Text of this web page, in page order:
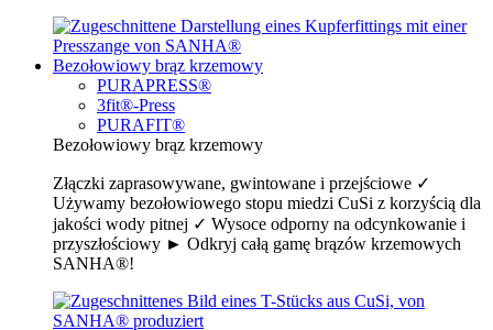
Bezołowiowy brąz krzemowy
PURAPRESS®
3fit®-Press
PURAFIT®
Bezołowiowy brąz krzemowy
Złączki zaprasowywane, gwintowane i przejściowe ✓
Używamy bezołowiowego stopu miedzi CuSi z korzyścią dla
jakości wody pitnej ✓ Wysoce odporny na odcynkowanie i
przyszłościowy ► Odkryj całą gamę brązów krzemowych
SANHA®!